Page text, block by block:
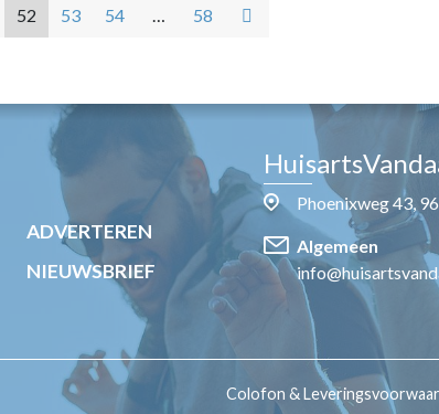
52 53 54 … 58
ADVERTEREN
NIEUWSBRIEF
Phoenixweg 43,
Algemeen
Colofon &